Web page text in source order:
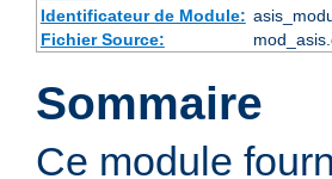
Identificateur de Module:
Fichier Source:
Sommaire
Ce module